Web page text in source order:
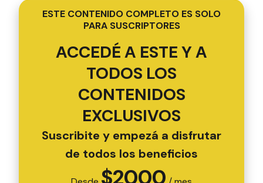
ESTE CONTENIDO COMPLETO ES SOLO
PARA SUSCRIPTORES
ACCEDÉ A ESTE Y A
TODOS LOS
CONTENIDOS
EXCLUSIVOS
Suscribite y empezá a disfrutar
de todos los beneficios